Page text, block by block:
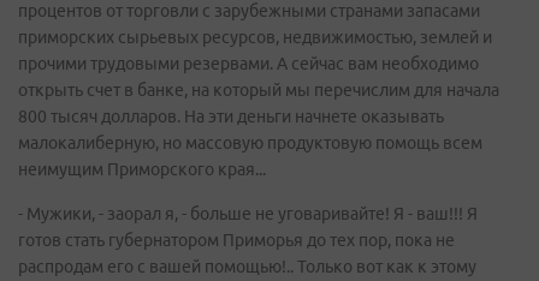
процентов от торговли с зарубежными странами запасами
приморских сырьевых ресурсов, недвижимостью, землей и
прочими трудовыми резервами. А сейчас вам необходимо
открыть счет в банке, на который мы перечислим для начала
800 тысяч долларов. На эти деньги начнете оказывать
малокалиберную, но массовую продуктовую помощь всем
неимущим Приморского края...
- Мужики, - заорал я, - больше не уговаривайте! Я - ваш!!! Я
готов стать губернатором Приморья до тех пор, пока не
распродам его с вашей помощью!.. Только вот как к этому